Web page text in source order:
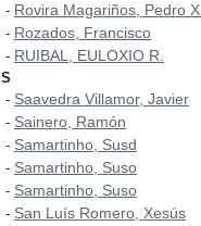
- Rovira Magariños, Pedro X.
- Rozados, Francisco
- RUIBAL, EULOXIO R.
S
- Saavedra Villamor, Javier
- Sainero, Ramón
- Samartinho, Susd
- Samartinho, Suso
- Samartinho, Suso
- San Luís Romero, Xesús